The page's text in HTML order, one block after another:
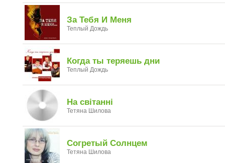
За Тебя И Меня
Теплый Дождь
Когда ты теряешь дни
Теплый Дождь
На світанні
Тетяна Шилова
Согретый Солнцем
Тетяна Шилова